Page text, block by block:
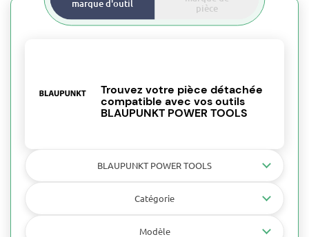
marque d'outil
pièce
Trouvez votre pièce détachée
compatible avec vos outils
BLAUPUNKT POWER TOOLS
BLAUPUNKT POWER TOOLS
Catégorie
Modèle